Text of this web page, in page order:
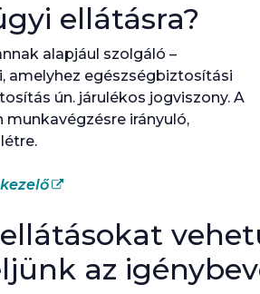
ellátásra?
alapjául szolgáló –
amelyhez egészségbiztosítási
ún. járulékos jogviszony. A
irányuló,
az